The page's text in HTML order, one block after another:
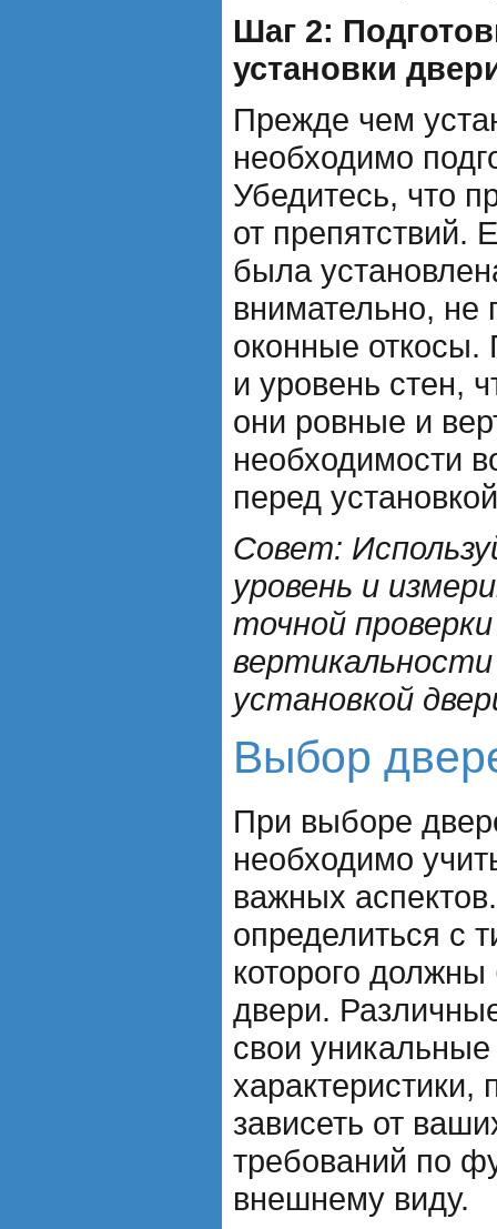
Шаг 2:
установки
Прежде чем
необходимо
Убедитесь, что
от препятствий.
была
внимательно, не
оконные откосы.
и уровень стен,
они ровные и
необходимости
перед
Совет:
уровень и
точной
установкой
Выбор
При выборе
необходимо
важных
определиться с
которого
двери.
свои уникальные
характеристики,
зависеть от
требований по
внешнему виду.